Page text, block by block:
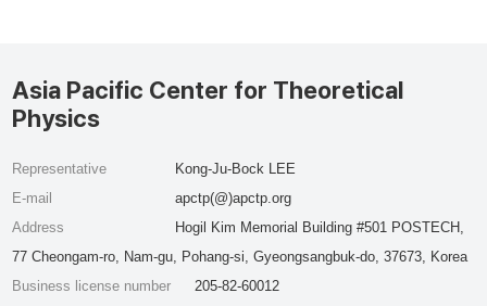
Asia Pacific Center for Theoretical
Physics
Representative
Kong-Ju-Bock LEE
E-mail
apctp(@)apctp.org
Address
Hogil Kim Memorial Building #501 POSTECH,
77 Cheongam-ro, Nam-gu, Pohang-si, Gyeongsangbuk-do, 37673, Korea
Business license number
205-82-60012